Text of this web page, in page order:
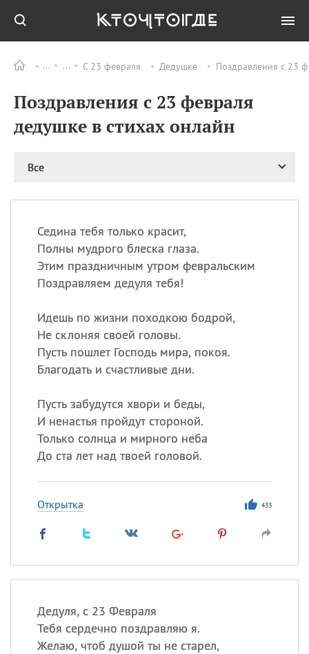
С 23 февраля Дедушке Поздравления с 23
Поздравления с 23 февраля
дедушке в стихах онлайн
Все
Седина тебя только красит,
Полны мудрого блеска глаза.
Этим праздничным утром февральским
Поздравляем дедуля тебя!
Идешь по жизни походкою бодрой,
Не склоняя своей головы.
Пусть пошлет Господь мира, покоя.
Благодать и счастливые дни.
Пусть забудутся хвори и беды,
И ненастья пройдут стороной.
Только солнца и мирного неба
До ста лет над твоей головой.
Открытка 433
Дедуля, с 23 Февраля
Тебя сердечно поздравляю я.
Желаю, чтоб душой ты не старел,
ПРАЗДНИКИ Все
09.08
День памяти жертв
атомной
бомбардировки
день
рисового пудинга
09.08 День Дымняшки
(Smokey Bear Day)
Сегодня празднуют именины
Сергей
Посмотреть значение
происхождение